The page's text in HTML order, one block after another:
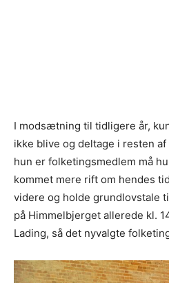
I modsætning til tidligere år,
ikke blive og deltage i resten
hun er folketingsmedlem må
kommet mere rift om hendes
videre og holde grundlovstale
på Himmelbjerget allerede kl.
Lading, så det nyvalgte